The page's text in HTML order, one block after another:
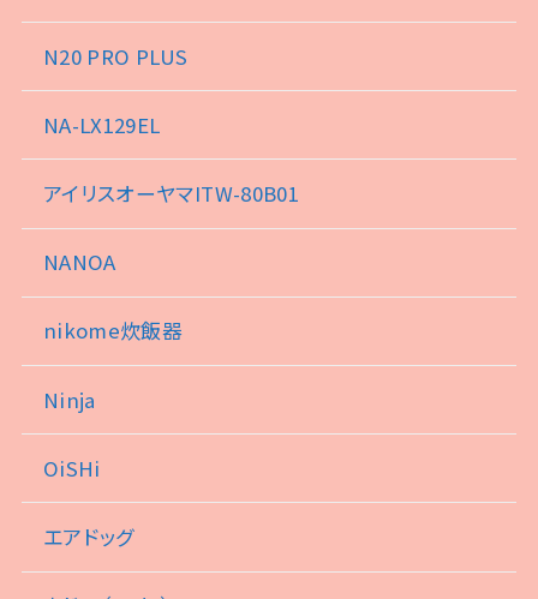
N20 PRO PLUS
NA-LX129EL
アイリスオーヤマITW-80B01
NANOA
nikome炊飯器
Ninja
OiSHi
エアドッグ